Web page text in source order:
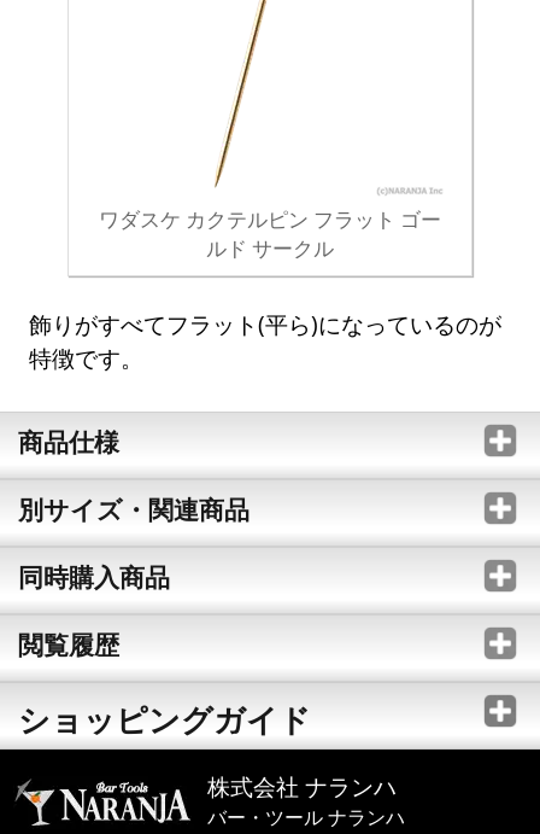
ワダスケ カクテルピン フラット ゴー
ルド サークル
飾りがすべてフラット(平ら)になっているのが
特徴です。
商品仕様
別サイズ・関連商品
同時購入商品
閲覧履歴
ショッピングガイド
株式会社 ナランハ
バー・ツール ナランハ